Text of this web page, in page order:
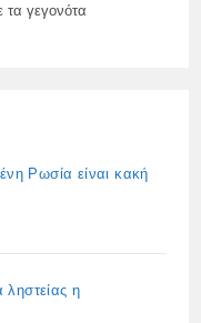
τα γεγονότα
Ρωσία είναι κακή
η